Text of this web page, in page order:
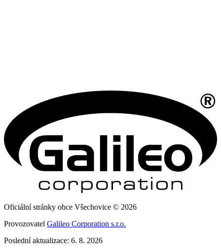
Oficiální stránky obce Všechovice © 2026
Provozovatel Galileo Corporation s.r.o.
Poslední aktualizace: 6. 8. 2026